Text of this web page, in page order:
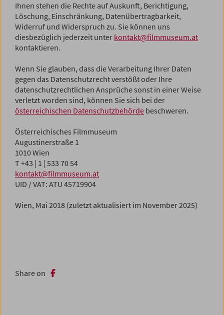
Ihnen stehen die Rechte auf Auskunft, Berichtigung,
Löschung, Einschränkung, Datenübertragbarkeit,
Widerruf und Widerspruch zu. Sie können uns
diesbezüglich jederzeit unter kontakt@filmmuseum.at
kontaktieren.
Wenn Sie glauben, dass die Verarbeitung Ihrer Daten
gegen das Datenschutzrecht verstößt oder Ihre
datenschutzrechtlichen Ansprüche sonst in einer Weise
verletzt worden sind, können Sie sich bei der
österreichischen Datenschutzbehörde beschweren.
Österreichisches Filmmuseum
Augustinerstraße 1
1010 Wien
T +43 | 1 | 533 70 54
kontakt@filmmuseum.at
UID / VAT: ATU 45719904
Wien, Mai 2018 (zuletzt aktualisiert im November 2025)
Share on